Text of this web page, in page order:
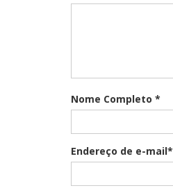
Nome Completo *
Endereço de e-mail*